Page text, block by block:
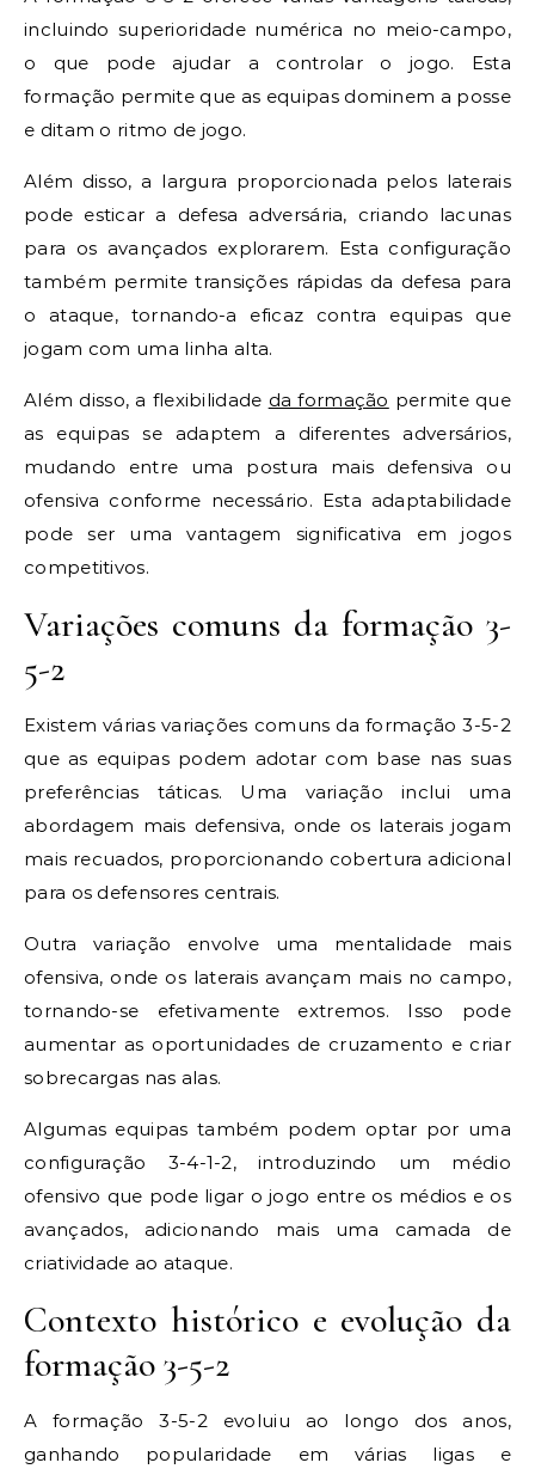
incluindo superioridade numérica no meio-campo,
o que pode ajudar a controlar o jogo. Esta
formação permite que as equipas dominem a posse
e ditam o ritmo de jogo.
Além disso, a largura proporcionada pelos laterais
pode esticar a defesa adversária, criando lacunas
para os avançados explorarem. Esta configuração
também permite transições rápidas da defesa para
o ataque, tornando-a eficaz contra equipas que
jogam com uma linha alta.
Além disso, a flexibilidade da formação permite que
as equipas se adaptem a diferentes adversários,
mudando entre uma postura mais defensiva ou
ofensiva conforme necessário. Esta adaptabilidade
pode ser uma vantagem significativa em jogos
competitivos.
Variações comuns da formação 3-
5-2
Existem várias variações comuns da formação 3-5-2
que as equipas podem adotar com base nas suas
preferências táticas. Uma variação inclui uma
abordagem mais defensiva, onde os laterais jogam
mais recuados, proporcionando cobertura adicional
para os defensores centrais.
Outra variação envolve uma mentalidade mais
ofensiva, onde os laterais avançam mais no campo,
tornando-se efetivamente extremos. Isso pode
aumentar as oportunidades de cruzamento e criar
sobrecargas nas alas.
Algumas equipas também podem optar por uma
configuração 3-4-1-2, introduzindo um médio
ofensivo que pode ligar o jogo entre os médios e os
avançados, adicionando mais uma camada de
criatividade ao ataque.
Contexto histórico e evolução da
formação 3-5-2
A formação 3-5-2 evoluiu ao longo dos anos,
ganhando popularidade em várias ligas e